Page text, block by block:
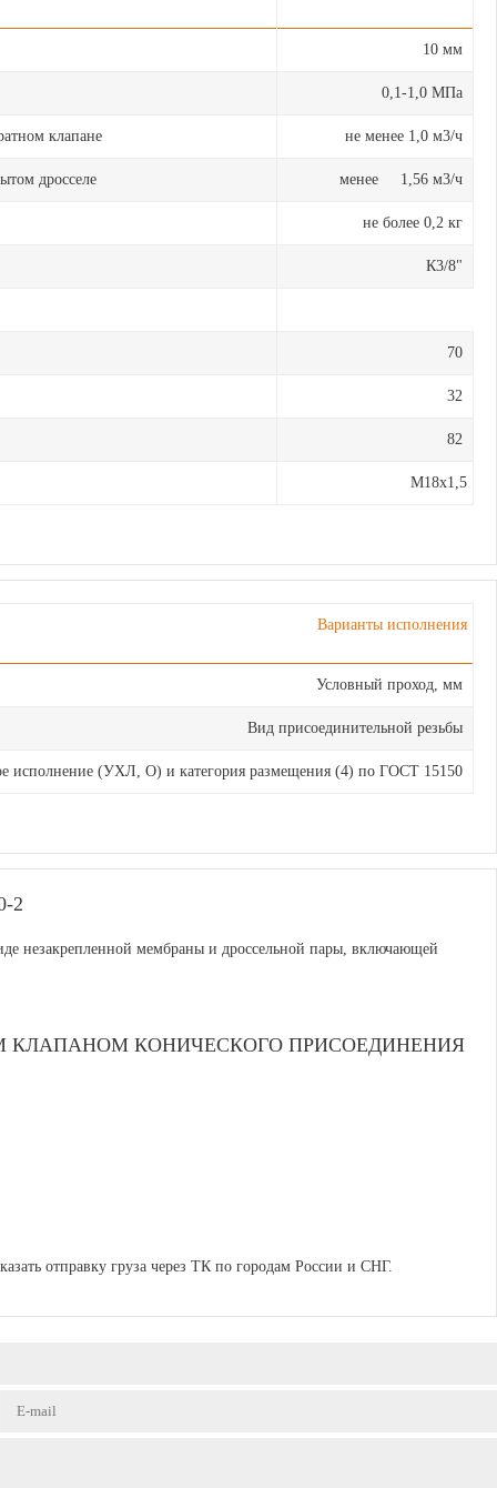
10 мм
0,1-1,0 МПа
клапане не менее 1,0 м3/ч
дросселе менее 1,56 м3/ч
не более 0,2 кг
К3/8"
70
32
82
M18х1,5
Варианты исполнения
Условный проход, мм
Вид присоединительной резьбы
исполнение (УХЛ, О) и категория размещения (4) по ГОСТ 15150
2
незакрепленной мембраны и дроссельной пары, включающей
КЛАПАНОМ КОНИЧЕСКОГО ПРИСОЕДИНЕНИЯ
отправку груза через ТК по городам России и СНГ.